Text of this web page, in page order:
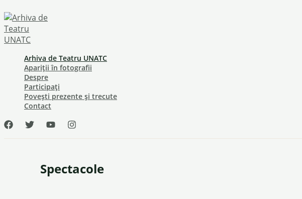
to
content
Arhiva de Teatru UNATC
Apariții în fotografii
Despre
Participați
Povești prezente și trecute
Contact
Spectacole